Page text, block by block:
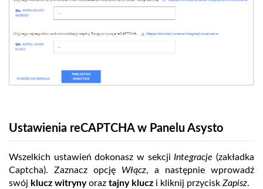
Ustawienia reCAPTCHA w Panelu Asysto
Wszelkich ustawień dokonasz w sekcjiIntegracje (zakładka
Captcha). Zaznacz opcję Włącz, a następnie wprowadź
swój klucz witrynyoraz tajny klucz i kliknij przyciskZapisz.